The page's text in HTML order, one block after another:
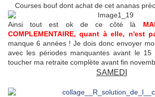
Courses bouf dont achat de cet ananas
Ainsi tout est ok de ce côté là
COMPLEMENTAIRE, quant à elle, n'est
manque 6 années ! Je dois donc envoyer
avec les périodes manquantes avant le
toucher ma retraite complète avant fin
SAMEDI